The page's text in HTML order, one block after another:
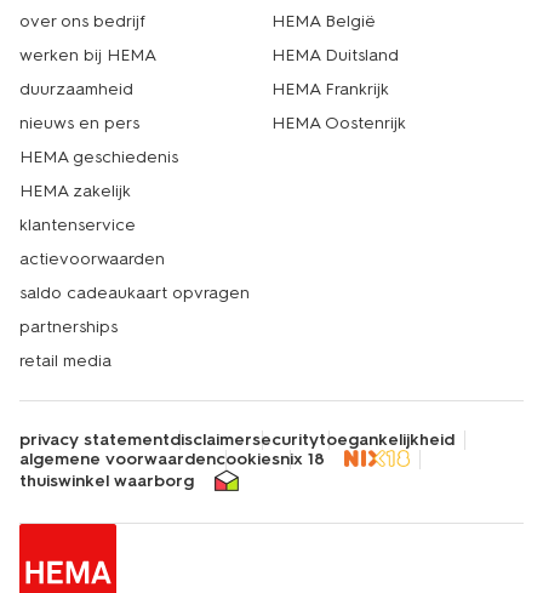
over ons bedrijf
werken bij HEMA
duurzaamheid
nieuws en pers
HEMA geschiedenis
HEMA zakelijk
klantenservice
actievoorwaarden
saldo cadeaukaart opvragen
partnerships
retail media
HEMA België
HEMA Duitsland
HEMA Frankrijk
HEMA Oostenrijk
privacy statementdisclaimersecuritytoegankelijkheid
algemene voorwaardencookiesnix 18
thuiswinkel waarborg